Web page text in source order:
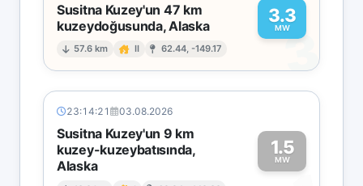
Susitna Kuzey'un 47 km
kuzeydoğusunda, Alaska
57.6 km II 62.44, -149.17
3.3
MW
3
23:14:21 03.08.2026
Susitna Kuzey'un 9 km
kuzey-kuzeybatısında,
Alaska
1.5
MW